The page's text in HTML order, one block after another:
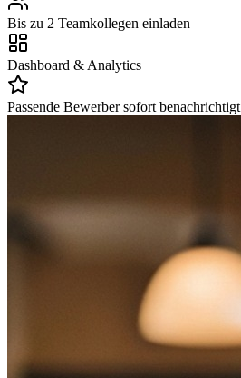
Bis zu 2 Teamkollegen einladen
Dashboard & Analytics
Passende Bewerber sofort benachrichtigt